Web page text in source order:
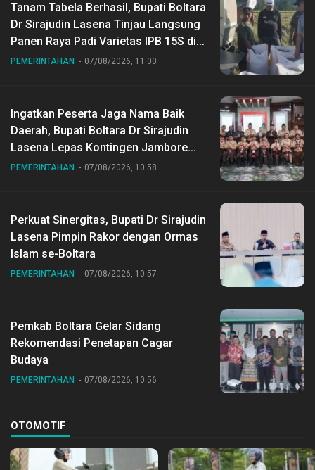
Tanam Tabela Berhasil, Bupati Boltara
Dr Sirajudin Lasena Tinjau Langsung
Panen Raya Padi Varietas IPB 15S di
Desa Gihang
PEMERINTAHAN 07/08/2026, 11:00
Ingatkan Peserta Jaga Nama Baik
Daerah, Bupati Boltara Dr Sirajudin
Lasena Lepas Kontingen Jambore
Nasional ke XII di Buperta Cibubur
PEMERINTAHAN 07/08/2026, 10:58
Perkuat Sinergitas, Bupati Dr Sirajudin
Lasena Pimpin Rakor dengan Ormas
Islam se-Boltara
PEMERINTAHAN 07/08/2026, 10:57
Pemkab Boltara Gelar Sidang
Rekomendasi Penetapan Cagar
Budaya
PEMERINTAHAN 07/08/2026, 10:56
OTOMOTIF